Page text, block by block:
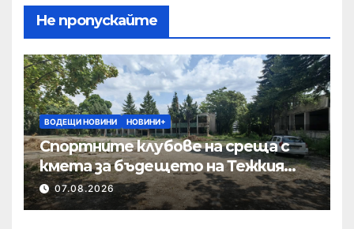
Не пропускайте
ВОДЕЩИ НОВИНИ НОВИНИ+
Спортните клубове на среща с
кмета за бъдещето на Тежкия
полк
07.08.2026